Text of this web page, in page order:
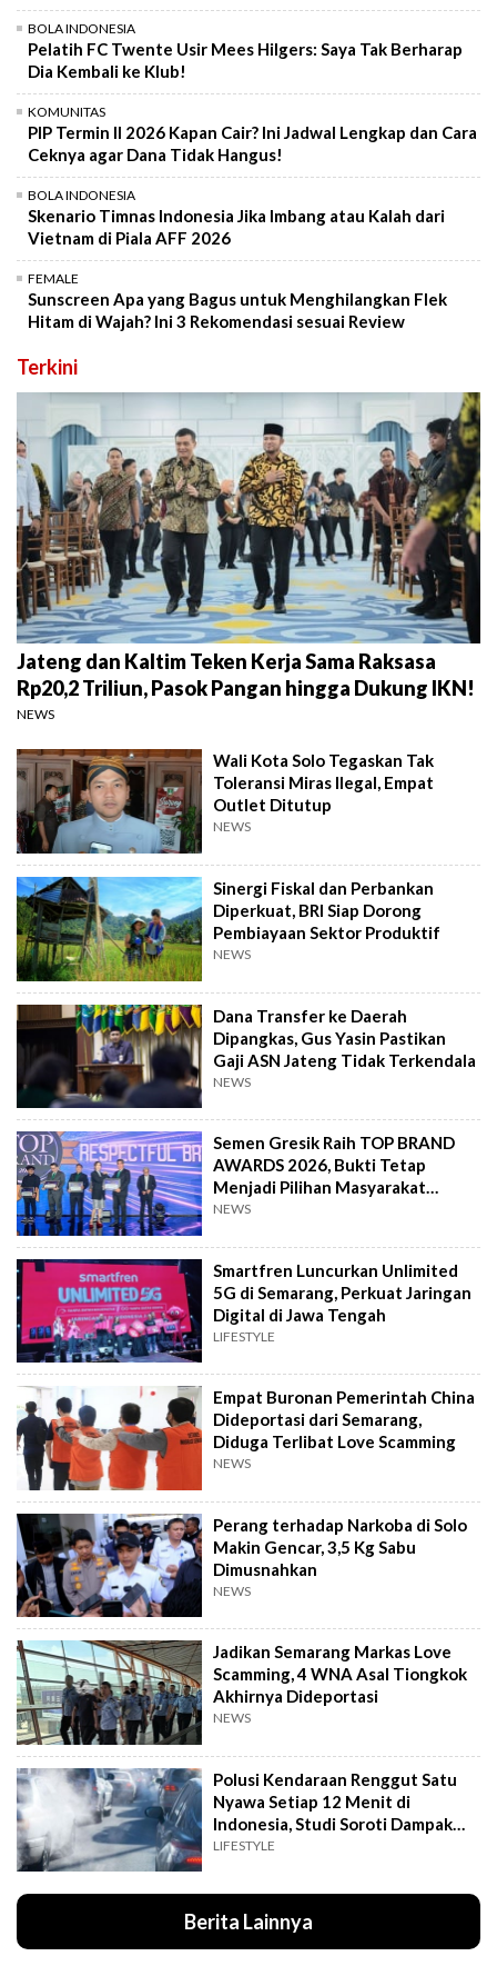
BOLA INDONESIA
Pelatih FC Twente Usir Mees Hilgers: Saya Tak Berharap
Dia Kembali ke Klub!
KOMUNITAS
PIP Termin II 2026 Kapan Cair? Ini Jadwal Lengkap dan Cara
Ceknya agar Dana Tidak Hangus!
BOLA INDONESIA
Skenario Timnas Indonesia Jika Imbang atau Kalah dari
Vietnam di Piala AFF 2026
FEMALE
Sunscreen Apa yang Bagus untuk Menghilangkan Flek
Hitam di Wajah? Ini 3 Rekomendasi sesuai Review
Terkini
Jateng dan Kaltim Teken Kerja Sama Raksasa
Rp20,2 Triliun, Pasok Pangan hingga Dukung IKN!
NEWS
Wali Kota Solo Tegaskan Tak
Toleransi Miras Ilegal, Empat
Outlet Ditutup
NEWS
Sinergi Fiskal dan Perbankan
Diperkuat, BRI Siap Dorong
Pembiayaan Sektor Produktif
NEWS
Dana Transfer ke Daerah
Dipangkas, Gus Yasin Pastikan
Gaji ASN Jateng Tidak Terkendala
NEWS
Semen Gresik Raih TOP BRAND
AWARDS 2026, Bukti Tetap
Menjadi Pilihan Masyarakat
Indonesia
NEWS
Smartfren Luncurkan Unlimited
5G di Semarang, Perkuat Jaringan
Digital di Jawa Tengah
LIFESTYLE
Empat Buronan Pemerintah China
Dideportasi dari Semarang,
Diduga Terlibat Love Scamming
NEWS
Perang terhadap Narkoba di Solo
Makin Gencar, 3,5 Kg Sabu
Dimusnahkan
NEWS
Jadikan Semarang Markas Love
Scamming, 4 WNA Asal Tiongkok
Akhirnya Dideportasi
NEWS
Polusi Kendaraan Renggut Satu
Nyawa Setiap 12 Menit di
Indonesia, Studi Soroti Dampak
Seriusnya
LIFESTYLE
Berita Lainnya